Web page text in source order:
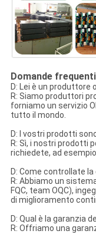
Domande frequenti
D: Lei è un produttore
R: Siamo produttori
forniamo un servizio
tutto il mondo.
D: I vostri prodotti
R: Sì, i nostri prodotti
richiedete, ad esempio:
D: Come controllate la
R: Abbiamo un
FQC, team OQC),
di miglioramento
D: Qual è la garanzia
R: Offriamo una